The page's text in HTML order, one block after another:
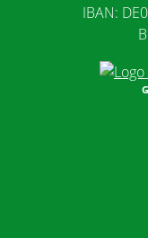
IBAN: